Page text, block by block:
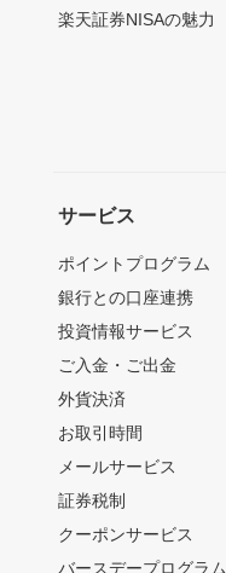
楽天証券NISAの魅力
サービス
ポイントプログラム
銀行との口座連携
投資情報サービス
ご入金・ご出金
外貨決済
お取引時間
メールサービス
証券税制
クーポンサービス
バースデープログラム